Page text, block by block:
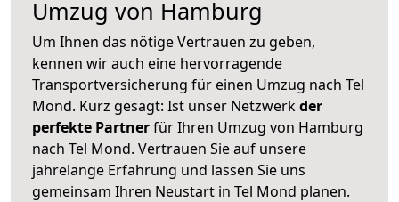
Umzug von Hamburg
Um Ihnen das nötige Vertrauen zu geben,
kennen wir auch eine hervorragende
Transportversicherung für einen Umzug nach Tel
Mond. Kurz gesagt: Ist unser Netzwerkder
perfekte Partnerfür Ihren Umzug von Hamburg
nach Tel Mond. Vertrauen Sie auf unsere
jahrelange Erfahrung und lassen Sie uns
gemeinsam Ihren Neustart in Tel Mond planen.